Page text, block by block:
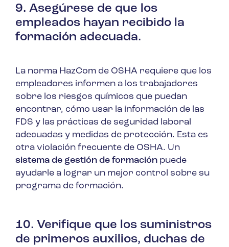
9. Asegúrese de que los
empleados hayan recibido la
formación adecuada.
La norma HazCom de OSHA requiere que los
empleadores informen a los trabajadores
sobre los riesgos químicos que puedan
encontrar, cómo usar la información de las
FDS y las prácticas de seguridad laboral
adecuadas y medidas de protección. Esta es
otra violación frecuente de OSHA. Un
sistema de gestión de formación puede
ayudarle a lograr un mejor control sobre su
programa de formación.
10. Verifique que los suministros
de primeros auxilios, duchas de